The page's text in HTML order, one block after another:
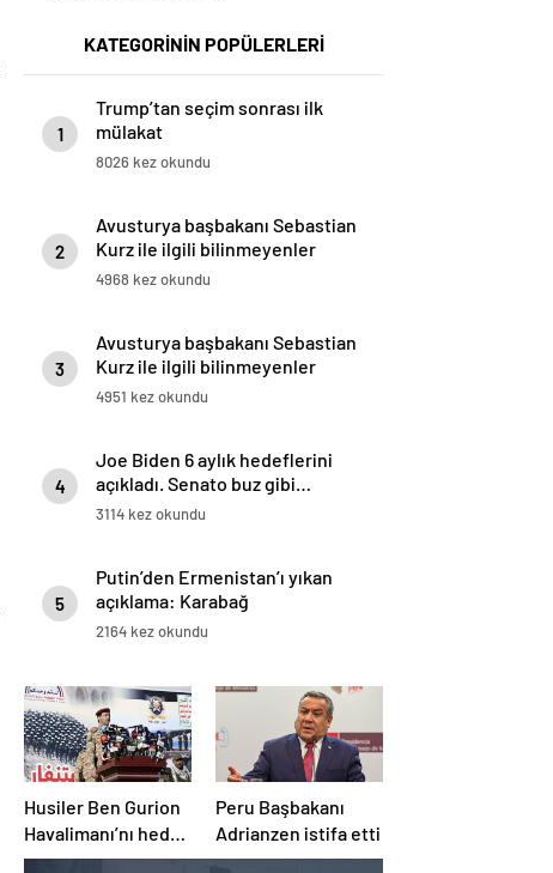
KATEGORİNİN POPÜLERLERİ
1
Trump’tan seçim sonrası ilk
mülakat
8026 kez okundu
2
Avusturya başbakanı Sebastian
Kurz ile ilgili bilinmeyenler
4968 kez okundu
3
Avusturya başbakanı Sebastian
Kurz ile ilgili bilinmeyenler
4951 kez okundu
4
Joe Biden 6 aylık hedeflerini
açıkladı. Senato buz gibi…
3114 kez okundu
5
Putin’den Ermenistan’ı yıkan
açıklama: Karabağ
Azerbaycan’ın ayrılmaz bir
2164 kez okundu
Husiler Ben Gurion
Havalimanı’nı hedef
aldı
Peru Başbakanı
Adrianzen istifa etti